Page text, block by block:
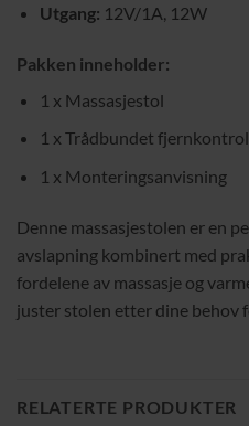
Utgang: 12V/1A, 12W
Pakken inneholder:
1 x Massasjestol
1 x Trådbundet
1 x Monteringsanvisning
Denne massasjestolen er en
avslapning kombinert med
fordelene av massasje og
juster stolen etter dine behov
RELATERTE PRODUKTER